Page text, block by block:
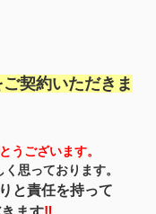
ご契約いただきま
うございます。
く思っております。
と責任を持って